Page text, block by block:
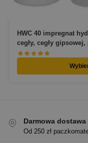
HWC 40 impregnat
cegły, cegły
Darmowa dostawa
Od 250 zł